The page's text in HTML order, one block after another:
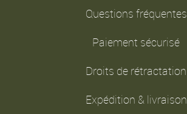
Questions fréquentes
Paiement sécurisé
Droits de rétractation
Expédition & livraison